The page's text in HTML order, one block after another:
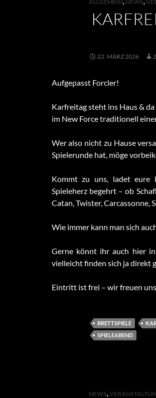
ALLGEMEIN, NEWS,
22. MÄRZ 2026
Aufgepasst Forcler!
Karfreitag steht ins Haus &
im New Force traditionell
Wer also nicht zu Hause
Spielerunde hat, möge
Kommt zu uns, ladet eure
Spieleherz begehrt – ob
Catan, Twister, Carcassonne,
Wie immer kann man sich
Gerne könnt ihr auch hier
vielleicht finden sich ja direkt
Eintritt ist frei – wir freuen
BRETTSPIELE
SPIELEABEND
NEWS,